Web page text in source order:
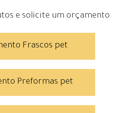
e solicite um orçamento
Frascos pet
Preformas pet